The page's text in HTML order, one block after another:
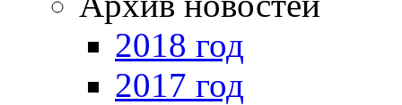
2018 год
2017 год